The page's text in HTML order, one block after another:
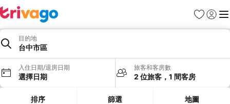
我的最愛
登入 選
目的地
台中市區
入住日期/退房日期
選擇日期
旅客和客房數
2 位旅客，1 間客房
排序 篩選 地圖